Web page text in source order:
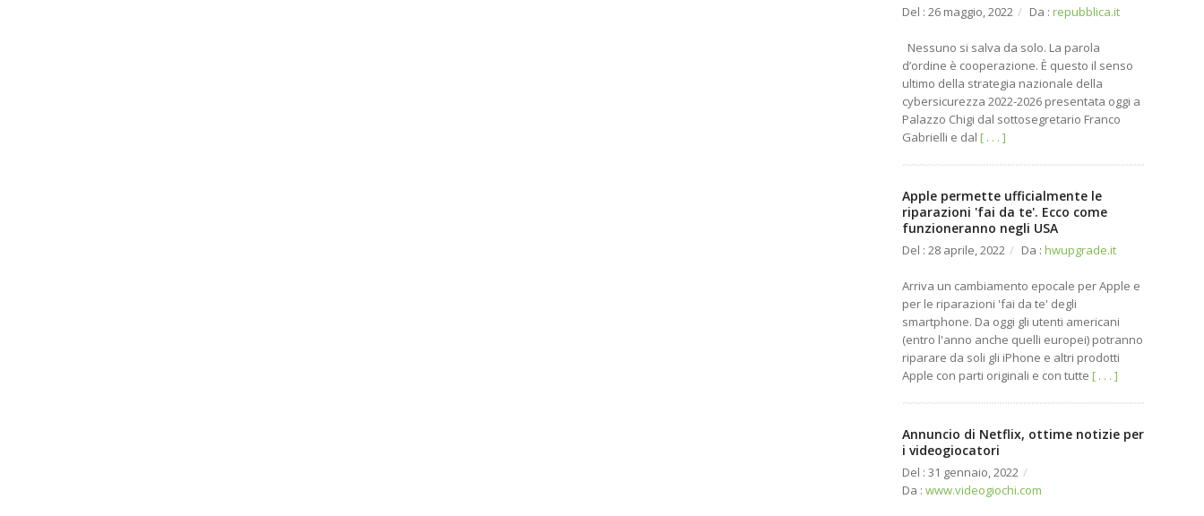
Grafica
Cloud
Del : 26 maggio, 2022 / Da : repubblica.it
Nessuno si salva da solo. La parola
d’ordine è cooperazione. È questo il senso
ultimo della strategia nazionale della
cybersicurezza 2022-2026 presentata oggi a
Palazzo Chigi dal sottosegretario Franco
Gabrielli e dal [ . . . ]
Apple permette ufficialmente le
riparazioni 'fai da te'. Ecco come
funzioneranno negli USA
Del : 28 aprile, 2022 / Da : hwupgrade.it
Arriva un cambiamento epocale per Apple e
per le riparazioni 'fai da te' degli
smartphone. Da oggi gli utenti americani
(entro l'anno anche quelli europei) potranno
riparare da soli gli iPhone e altri prodotti
Apple con parti originali e con tutte [ . . . ]
Annuncio di Netflix, ottime notizie per
i videogiocatori
Del : 31 gennaio, 2022 /
Da : www.videogiochi.com